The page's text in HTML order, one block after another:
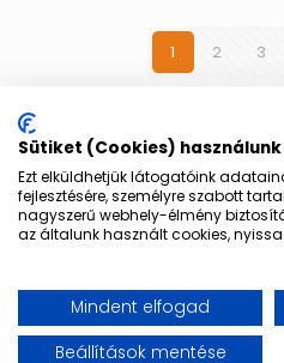
1 2 3
© 1994-2025 BFSI Kft.
Sütiket (Cookies) használunk
Ezt elküldhetjük látogatóink
fejlesztésére, személyre szabott
nagyszerű webhely-élmény
az általunk használt cookies,
Mindent elfogad
Beállítások mentése